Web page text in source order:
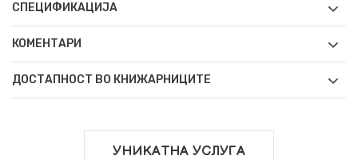
СПЕЦИФИКАЦИЈА
КОМЕНТАРИ
ДОСТАПНОСТ ВО КНИЖАРНИЦИТЕ
УНИКАТНА УСЛУГА